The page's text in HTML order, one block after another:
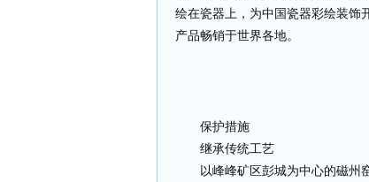
绘在瓷器上，为中国瓷器彩绘装饰
产品畅销于世界各地。
保护措施
继承传统工艺
以峰峰矿区彭城为中心的磁州